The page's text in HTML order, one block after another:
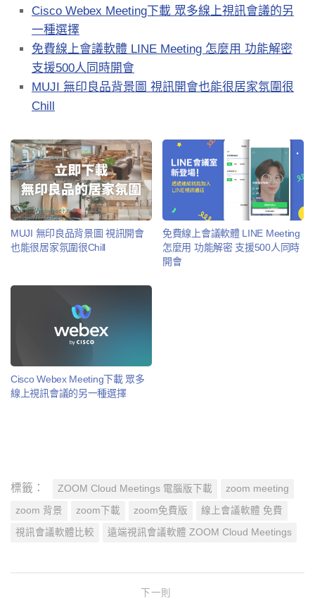
Cisco Webex Meeting下載 眾多線上視訊會議的另
一種選擇
免費線上會議軟體 LINE Meeting 怎麼用 功能解密
支援500人同時開會
MUJI 無印良品背景圖 視訊開會也能很居家氛圍很
Chill
MUJI 無印良品背景圖 視訊開會
也能很居家氛圍很Chill
免費線上會議軟體 LINE Meeting
怎麼用 功能解密 支援500人同時
開會
Cisco Webex Meeting下載 眾多
線上視訊會議的另一種選擇
標籤： ZOOM Cloud Meetings 電腦版下載 zoom meeting
zoom 背景 zoom下載 zoom免費版 線上會議軟體 免費
視訊會議軟體比較 遠端視訊會議軟體 ZOOM Cloud Meetings
下一則